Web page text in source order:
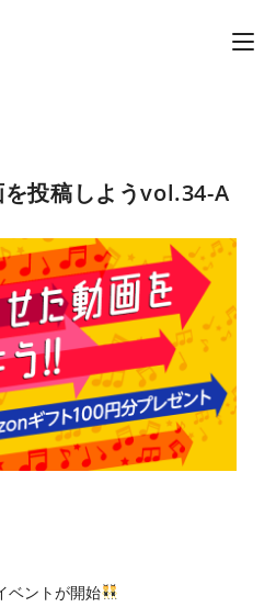
投稿しようvol.34-A
ベントが開始